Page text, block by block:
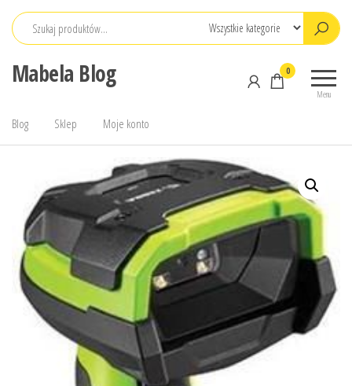
Przejdź
Mabela Blog
Menu
0
Blog Sklep Moje konto